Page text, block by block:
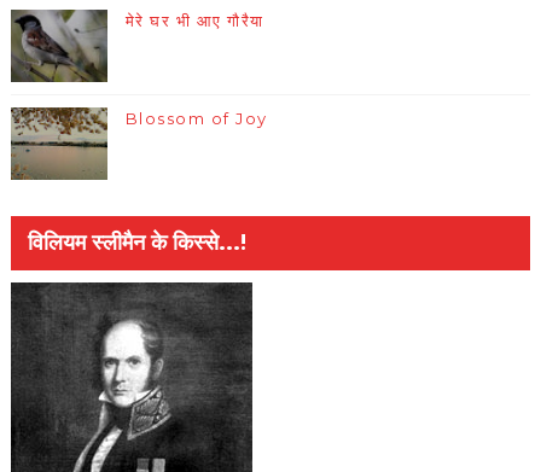
मेरे घर भी आए गौरैया
Blossom of Joy
विलियम स्लीमैन के किस्से...!